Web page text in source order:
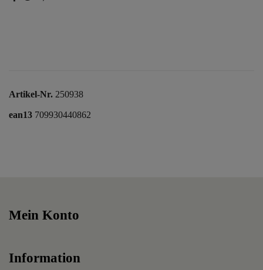
Artikel-Nr. 250938
ean13 709930440862
Mein Konto
Information